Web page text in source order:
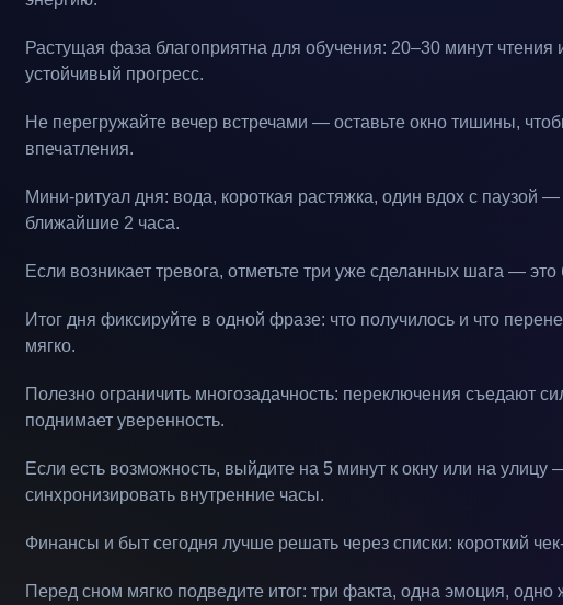
Растущая фаза благоприятна для обучения: 20–30 минут чтения
устойчивый прогресс.
Не перегружайте вечер встречами — оставьте окно тишины,
впечатления.
Мини-ритуал дня: вода, короткая растяжка, один вдох с паузой
ближайшие 2 часа.
Если возникает тревога, отметьте три уже сделанных шага —
Итог дня фиксируйте в одной фразе: что получилось и что
мягко.
Полезно ограничить многозадачность: переключения съедают
поднимает уверенность.
Если есть возможность, выйдите на 5 минут к окну или на улицу
синхронизировать внутренние часы.
Финансы и быт сегодня лучше решать через списки: короткий
Перед сном мягко подведите итог: три факта, одна эмоция, одно